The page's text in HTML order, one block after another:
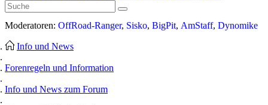
Moderatoren: OffRoad-Ranger, Sisko, BigPit, AmStaff, Dynomike
Info und News
Forenregeln und Information
Info und News zum Forum